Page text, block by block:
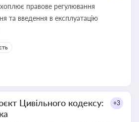
правове регулювання
та введення в експлуатацію
Цивільного кодексу:
+3